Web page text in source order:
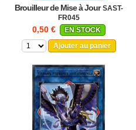
Brouilleur de Mise à Jour SAST-
FR045
0,50 €
EN STOCK
Ajouter au panier